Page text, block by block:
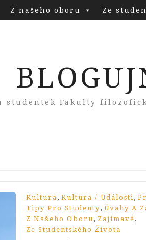
Z našeho oboru Ze
studentek Fakulty
Kultura , Kultura / Události,
Tipy Pro Studenty, Úvahy A
Z Našeho Oboru, Zajímavé ,
Ze Studentského Života